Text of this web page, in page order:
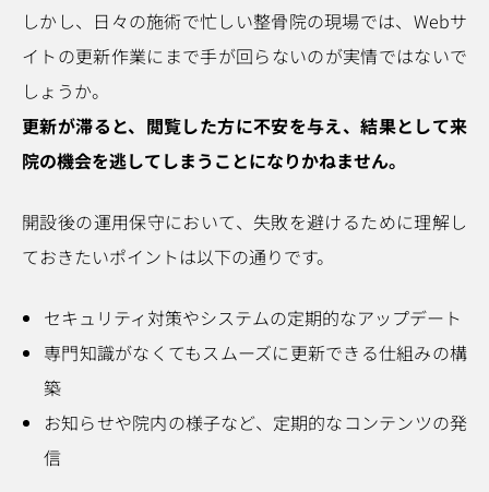
しかし、日々の施術で忙しい整骨院の現場では、Webサ
イトの更新作業にまで手が回らないのが実情ではないで
しょうか。
更新が滞ると、閲覧した方に不安を与え、結果として来
院の機会を逃してしまうことになりかねません。
開設後の運用保守において、失敗を避けるために理解し
ておきたいポイントは以下の通りです。
セキュリティ対策やシステムの定期的なアップデート
専門知識がなくてもスムーズに更新できる仕組みの構
築
お知らせや院内の様子など、定期的なコンテンツの発
信